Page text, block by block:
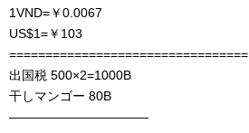
1VND=￥0.0067
US$1=￥103
=================================
出国税 500×2=1000B
干しマンゴー 80B
———————————